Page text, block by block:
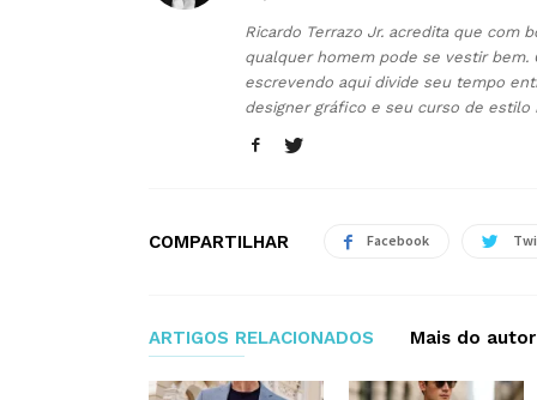
Ricardo Terrazo Jr. acredita que com
qualquer homem pode se vestir bem.
escrevendo aqui divide seu tempo
designer gráfico e seu curso de estilo
COMPARTILHAR Facebook
ARTIGOS RELACIONADOS Mais do autor